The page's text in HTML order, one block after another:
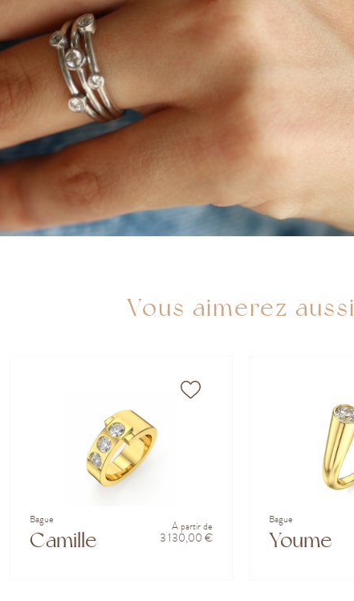
Vous aimerez aussi
Bague
Camille
À partir de
3 130,00 €
Bague
Youme